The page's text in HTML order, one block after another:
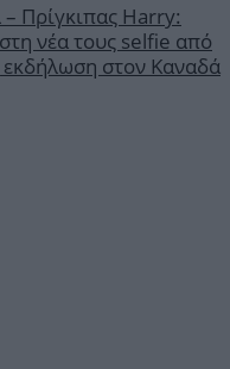
Πρίγκιπας Harry:
νέα τους selfie από
στον Καναδά